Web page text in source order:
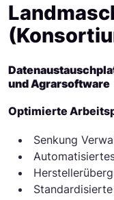
und Agrarsoftware
Optimierte
Senkung